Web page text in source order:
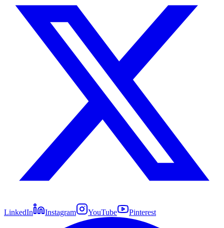
LinkedIn Instagram YouTube Pinterest